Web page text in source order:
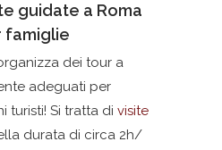
guidate a Roma
famiglie
dei tour a
adeguati per
turisti! Si tratta di visite
durata di circa 2h/